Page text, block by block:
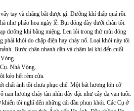
tay và chẳng bắt được gì. Dưỡng khí thấp quá rồi.
như pháo hoa ngày lễ. Bụi đóng dày dưới chân tôi.
dưỡng khí bằng miệng. Len lỏi trong thứ mùi đóng
phải khói do chập điện hay cháy nổ. Loại khói này tôi
Bước chân nhanh dần và chậm lại khi đến cuối
Nhà Vòng.
kéo hết rèm cửa.
ảnh tồi chưa phục chế. Một bát hương lớn cỡ
nan hương cháy tàn nhìn dày đặc như cây đa vạn tuổi.
tôi nghĩ đến những cái đầu phun khói. Các Cụ ở